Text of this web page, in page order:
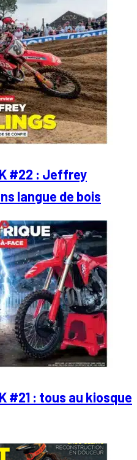
#22 : Jeffrey
langue de bois
#21 : tous au kiosque